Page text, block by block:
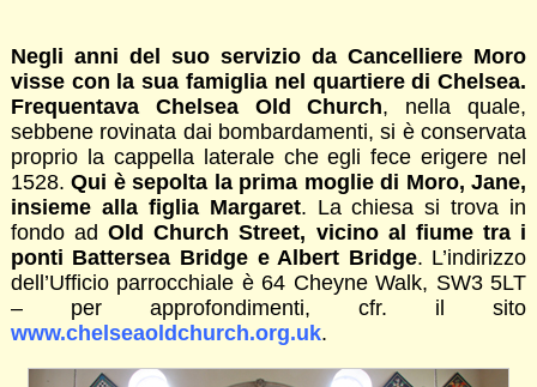
Negli anni del suo servizio da Cancelliere Moro
visse con la sua famiglia nel quartiere di Chelsea.
Frequentava Chelsea Old Church, nella quale,
sebbene rovinata dai bombardamenti, si è conservata
proprio la cappella laterale che egli fece erigere nel
1528.Qui è sepolta la prima moglie di Moro, Jane,
insieme alla figlia Margaret. La chiesa si trova in
fondo adOld Church Street, vicino al fiume tra i
ponti Battersea Bridge e Albert Bridge. L’indirizzo
dell’Ufficio parrocchiale è 64 Cheyne Walk, SW3 5LT
– per approfondimenti, cfr. il sito
www.chelseaoldchurch.org.uk.